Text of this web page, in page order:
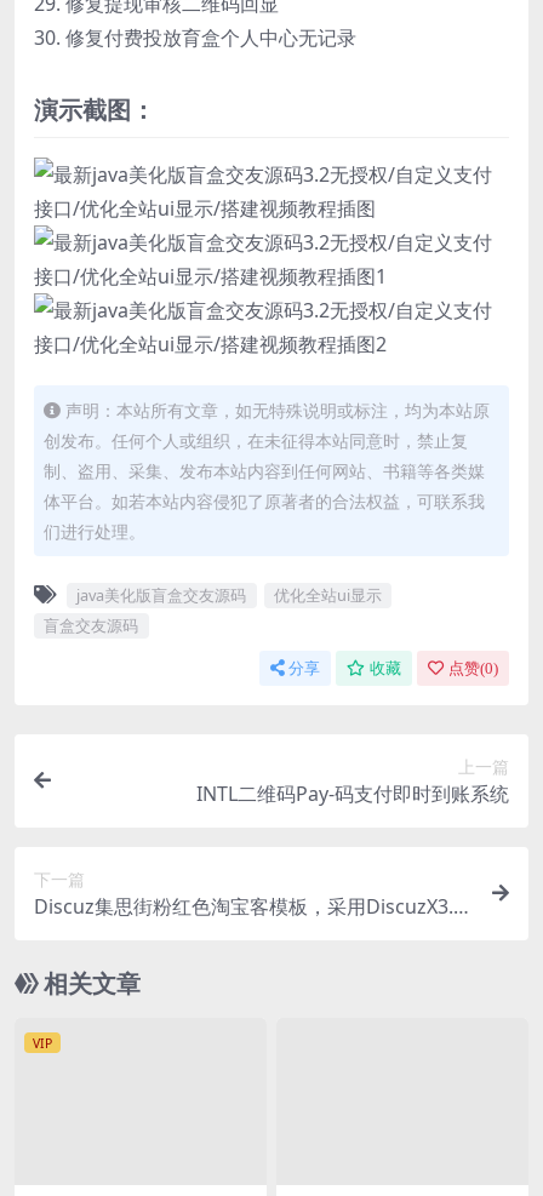
30. 修复付费投放育盒个人中心无记录
演示截图：
声明：本站所有文章，如无特殊说明或标注，均为本站原
创发布。任何个人或组织，在未征得本站同意时，禁止复
制、盗用、采集、发布本站内容到任何网站、书籍等各类媒
体平台。如若本站内容侵犯了原著者的合法权益，可联系我
们进行处理。
java美化版盲盒交友源码
优化全站ui显示
盲盒交友源码
分享 收藏 点赞(0)
上一篇
INTL二维码Pay-码支付即时到账系统
下一篇
Discuz集思街粉红色淘宝客模板，采用DiscuzX3.2
相关文章
VIP